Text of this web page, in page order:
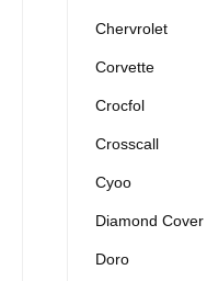
Chervrolet
Corvette
Crocfol
Crosscall
Cyoo
Diamond Cover
Doro